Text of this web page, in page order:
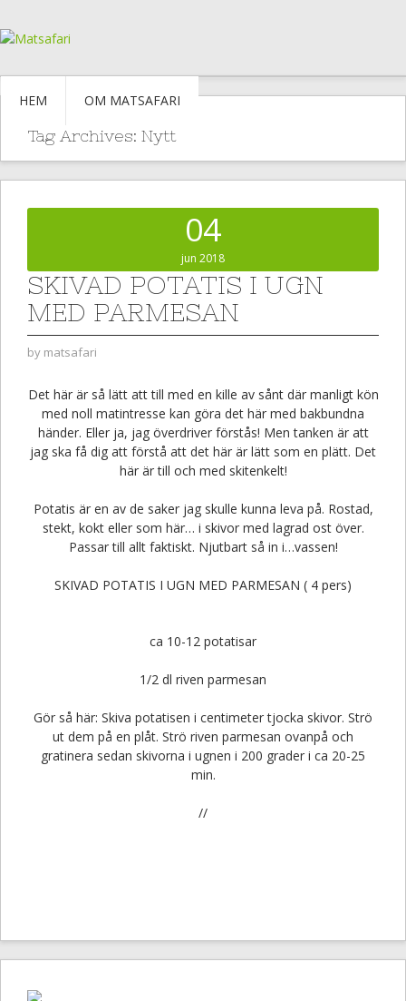
HEM OM MATSAFARI
Tag Archives: Nytt
04
jun 2018
SKIVAD POTATIS I UGN
MED PARMESAN
by matsafari
Det här är så lätt att till med en kille av sånt där manligt kön
med noll matintresse kan göra det här med bakbundna
händer. Eller ja, jag överdriver förstås! Men tanken är att
jag ska få dig att förstå att det här är lätt som en plätt. Det
här är till och med skitenkelt!
Potatis är en av de saker jag skulle kunna leva på. Rostad,
stekt, kokt eller som här… i skivor med lagrad ost över.
Passar till allt faktiskt. Njutbart så in i…vassen!
SKIVAD POTATIS I UGN MED PARMESAN ( 4 pers)
ca 10-12 potatisar
1/2 dl riven parmesan
Gör så här: Skiva potatisen i centimeter tjocka skivor. Strö
ut dem på en plåt. Strö riven parmesan ovanpå och
gratinera sedan skivorna i ugnen i 200 grader i ca 20-25
min.
//